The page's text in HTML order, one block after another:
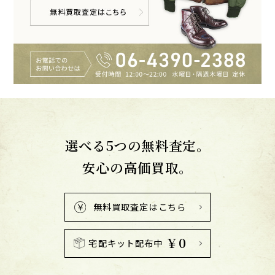
選べる5つの無料査定。
安心の高価買取。
無料買取査定はこちら
宅配キット配布中 ￥0